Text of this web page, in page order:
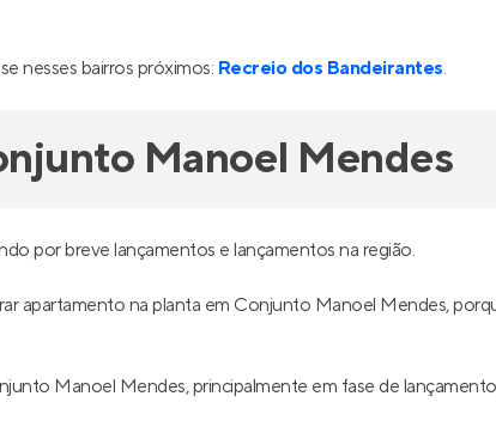
nesses bairros próximos: Recreio dos Bandeirantes.
Manoel Mendes
por breve lançamentos e lançamentos na região.
apartamento na planta em Conjunto Manoel Mendes,
Manoel Mendes, principalmente em fase de